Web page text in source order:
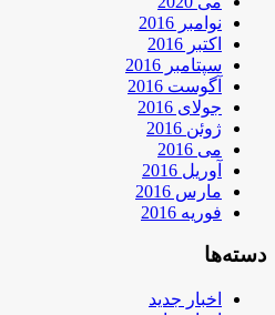
نوامبر 2016
اکتبر 2016
سپتامبر 2016
آگوست 2016
جولای 2016
ژوئن 2016
می 2016
آوریل 2016
مارس 2016
فوریه 2016
دسته‌ها
اخبار جدید